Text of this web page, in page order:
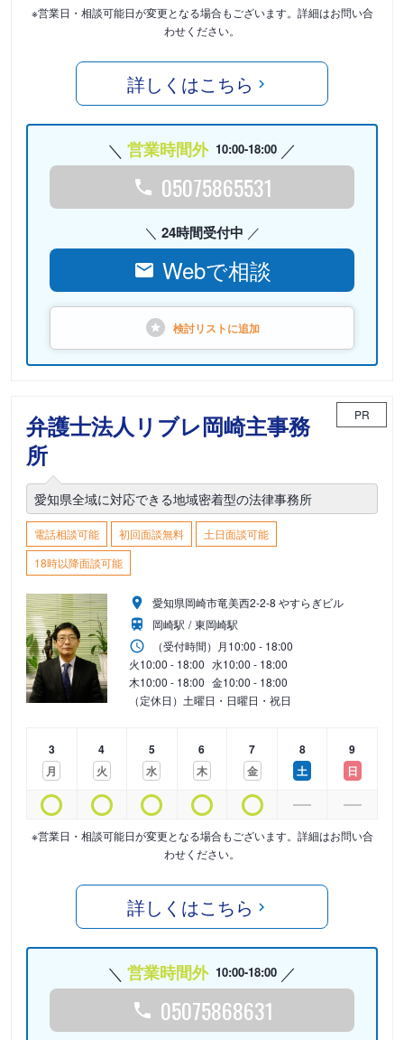
※営業日・相談可能日が変更となる場合もございます。詳細はお問い合
わせください。
詳しくはこちら
営業時間外 10:00-18:00
05075865531
24時間受付中
Webで相談
検討リストに追加
弁護士法人リブレ岡崎主事務
所
PR
愛知県全域に対応できる地域密着型の法律事務所
電話相談可能 初回面談無料
土日面談可能
18時以降面談可能
愛知県岡崎市竜美西2-2-8 やすらぎビル
岡崎駅
東岡崎駅
（受付時間） 月10:00 - 18:00
火10:00 - 18:00 水10:00 - 18:00
木10:00 - 18:00 金10:00 - 18:00
（定休日）土曜日・日曜日・祝日
3
月
4
火
5
水
6
木
7
金
8
土
9
日
※営業日・相談可能日が変更となる場合もございます。詳細はお問い合
わせください。
詳しくはこちら
営業時間外 10:00-18:00
05075868631